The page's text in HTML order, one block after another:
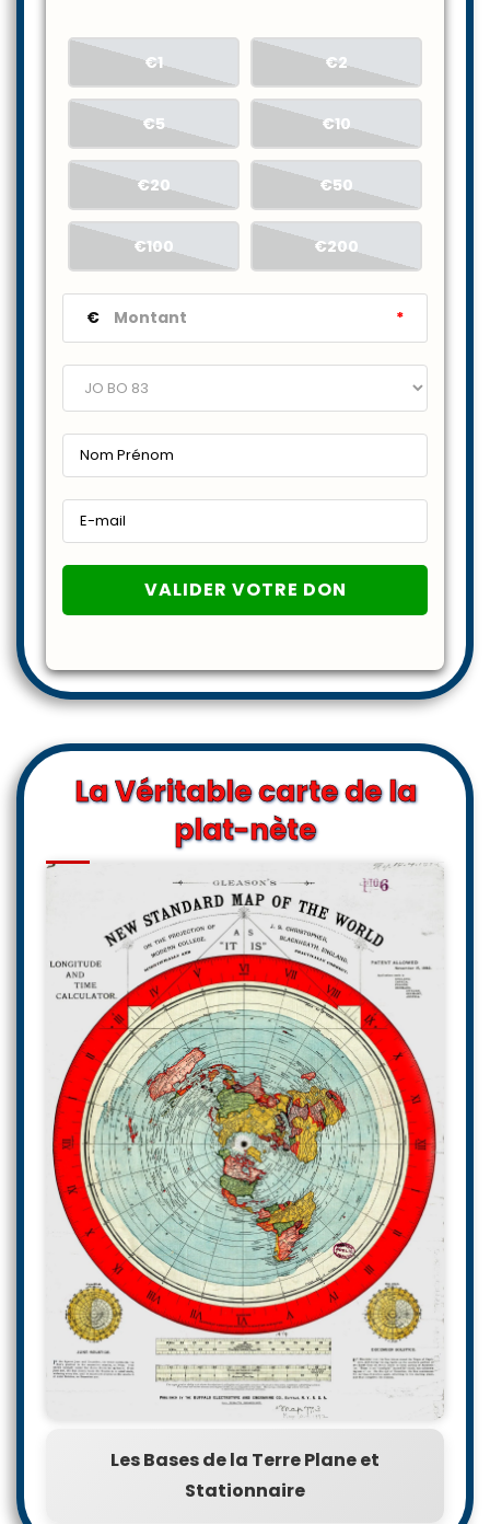
€1 €2
€5 €10
€20 €50
€100 €200
€ *
La Véritable carte de la
plat-nète
Les Bases de la Terre Plane et
Stationnaire